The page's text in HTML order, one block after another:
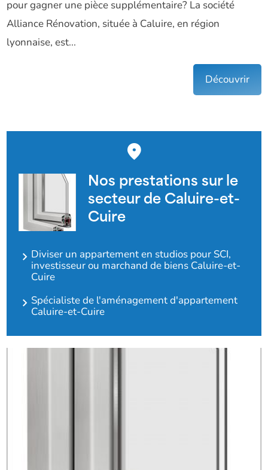
pour gagner une pièce supplémentaire? La société
Alliance Rénovation, située à Caluire, en région
lyonnaise, est...
Découvrir
Nos prestations sur le
secteur de Caluire-et-
Cuire
Diviser un appartement en studios pour SCI,
investisseur ou marchand de biens Caluire-et-
Cuire
Spécialiste de l'aménagement d'appartement
Caluire-et-Cuire